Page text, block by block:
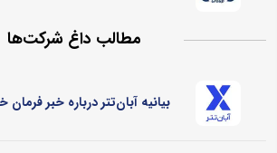
مطالب داغ شرکت‌ها
بیانیه آبان‌تتر درباره خبر فرمان